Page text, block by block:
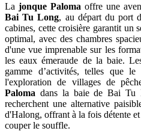
Lajonque Paloma offre une
Bai Tu Long, au départ du port
cabines, cette croisière garantit un
optimal, avec des chambres
d'une vue imprenable sur les
les eaux émeraude de la baie.
gamme d’activités, telles que
l'exploration de villages de
Paloma dans la baie de Bai Tu
recherchent une alternative
d'Halong, offrant à la fois détente
couper le souffle.